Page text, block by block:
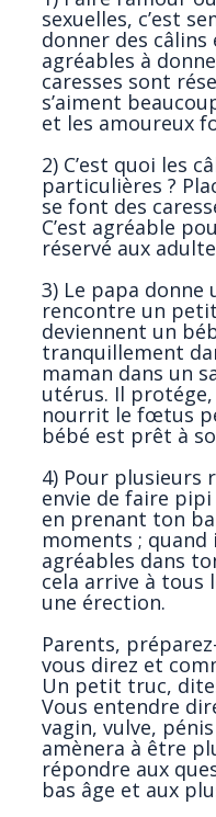
sexuelles, c’est
donner des câlins
agréables à
caresses sont
s’aiment
et les amoureux
2) C’est quoi les
particulières ?
se font des
C’est agréable
réservé aux
3) Le papa
rencontre un
deviennent un
tranquillement
maman dans un
utérus. Il
nourrit le fœtus
bébé est prêt à
4) Pour plusieurs
envie de faire
en prenant ton
moments ; quand
agréables dans
cela arrive à tous
une érection.
Parents,
vous direz et
Un petit truc,
Vous entendre
vagin, vulve,
amènera à être
répondre aux
bas âge et aux